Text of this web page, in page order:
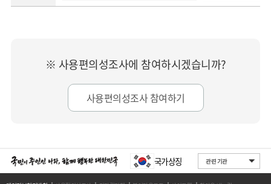
※ 사용편의성조사에 참여하시겠습니까?
사용편의성조사 참여하기
국가상징